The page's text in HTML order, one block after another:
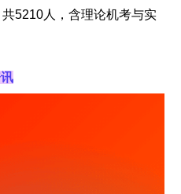
5210人，含理论机考与实